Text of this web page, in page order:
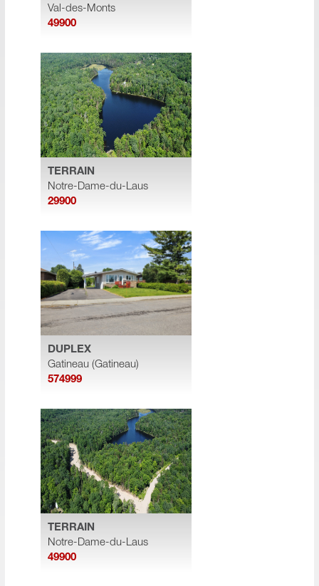
Val-des-Monts
49900
TERRAIN
Notre-Dame-du-Laus
29900
DUPLEX
Gatineau (Gatineau)
574999
TERRAIN
Notre-Dame-du-Laus
49900